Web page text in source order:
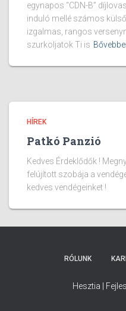
egynapos “CDN-B”
induló mellé számos
izgalmas, rangos
szurkoljatok Ti is
HÍREK
Patkó Panzió
Kedves Érdeklődők !
felújított szobája a
kedves vendégeinket !
RÓLUNK
Hesztia |